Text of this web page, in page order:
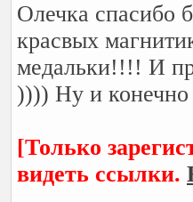
Олечка спасибо
красвых
медальки!!!! И
)))) Ну и
[Только
видеть ссылки.